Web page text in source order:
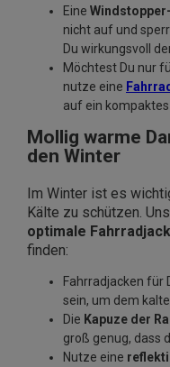
Eine
nicht auf und
Du wirkungsvoll
Möchtest Du nur
nutze eine
auf ein
Mollig warme
den Winter
Im Winter ist es
Kälte zu schützen.
optimale
finden:
Fahrradjacken für
sein, um dem
Die Kapuze der
groß genug, dass
Nutze eine